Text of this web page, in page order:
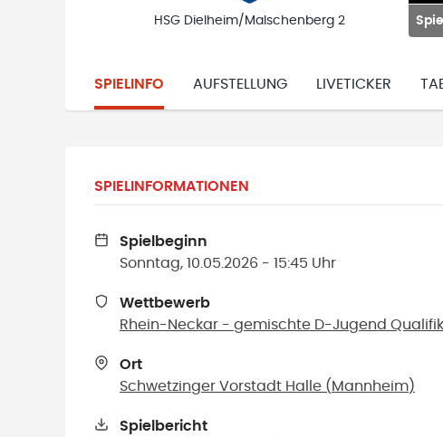
HSG Dielheim/Malschenberg 2
SPIELINFO AUFSTELLUNG LIVETICKER
SPIELINFORMATIONEN
Spielbeginn
Sonntag, 10.05.2026 - 15:45 Uhr
Wettbewerb
Rhein-Neckar - gemischte D-Jugend
Ort
Schwetzinger Vorstadt Halle ( Mannheim)
Spielbericht